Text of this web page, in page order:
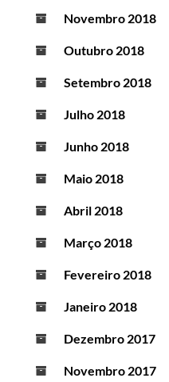
Novembro 2018
Outubro 2018
Setembro 2018
Julho 2018
Junho 2018
Maio 2018
Abril 2018
Março 2018
Fevereiro 2018
Janeiro 2018
Dezembro 2017
Novembro 2017